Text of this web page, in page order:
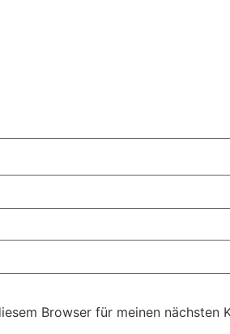
Browser für meinen nächsten